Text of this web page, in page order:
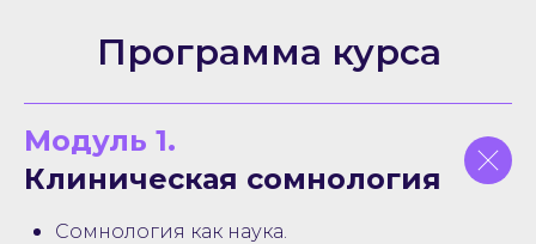
Программа курса
Модуль 1.
Клиническая сомнология
Сомнология как наука.